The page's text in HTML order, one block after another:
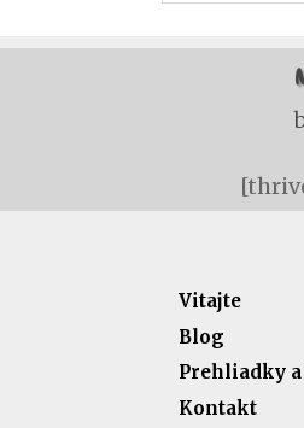
Vitajte
Blog
Prehliadky
Kontakt